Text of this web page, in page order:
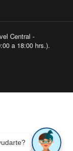
Central -
a 18:00 hrs.).